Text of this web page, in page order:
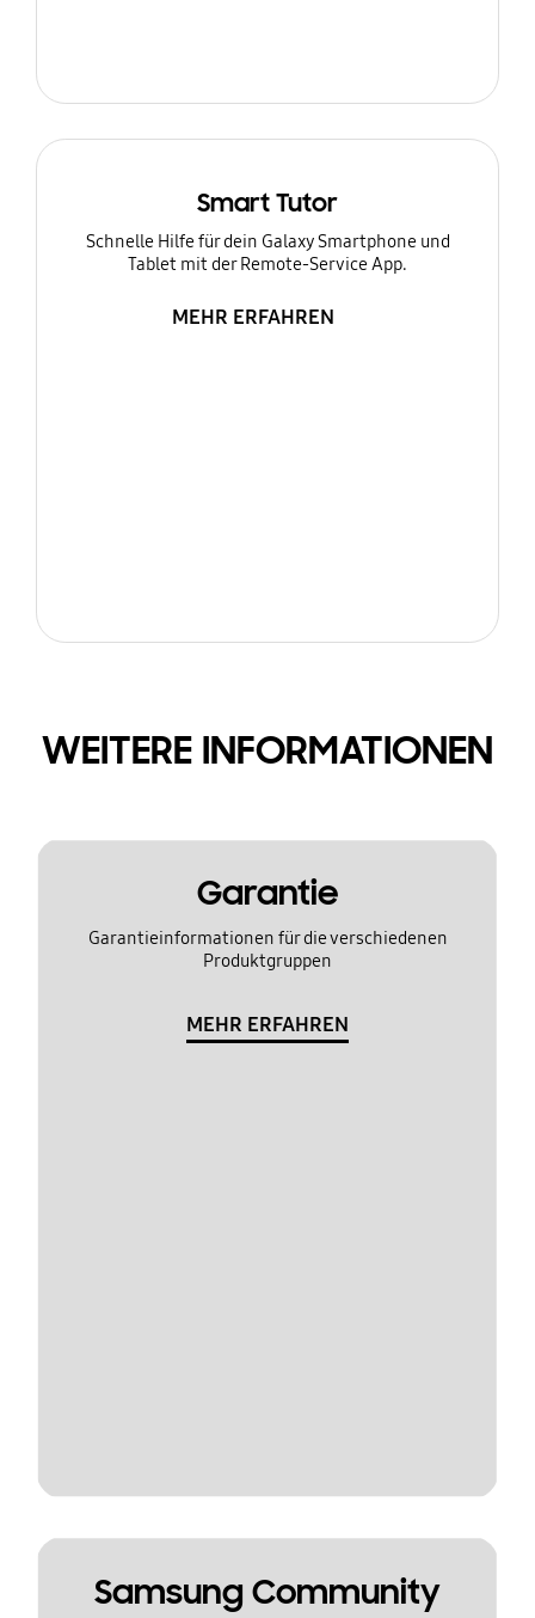
Smart Tutor
Schnelle Hilfe für dein Galaxy Smartphone und
Tablet mit der Remote-Service App.
MEHR ERFAHREN
WEITERE INFORMATIONEN
Garantie
Garantieinformationen für die verschiedenen
Produktgruppen
MEHR ERFAHREN
Samsung Community